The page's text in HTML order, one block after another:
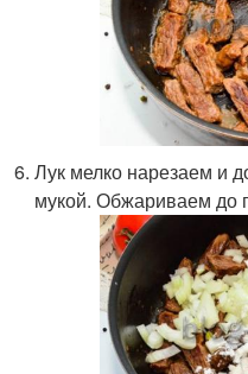
Лук мелко нарезаем и
мукой. Обжариваем до